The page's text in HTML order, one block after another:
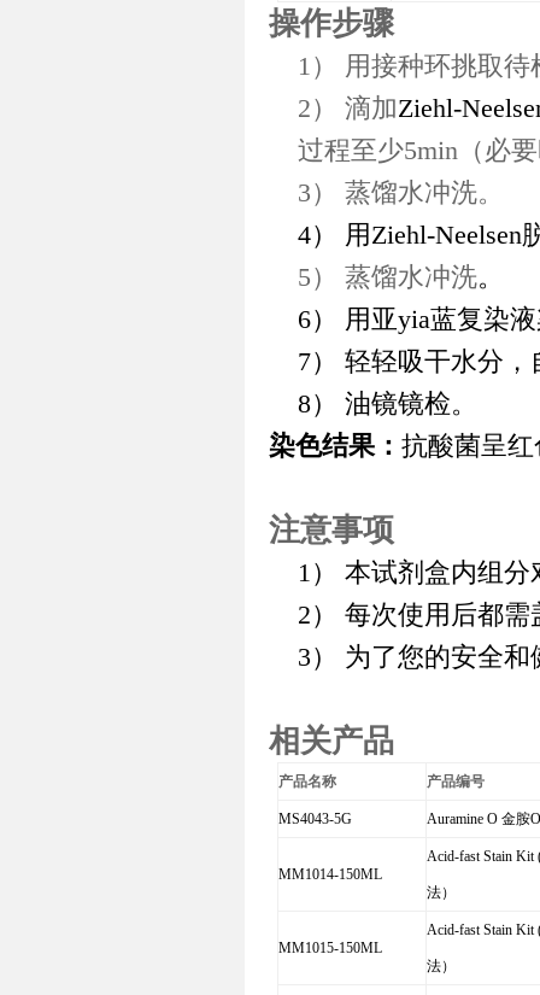
操作步骤
1） 用接种环挑取
2） 滴加Ziehl-
过程至少5min（必
3） 蒸馏水冲洗。
4） 用 Ziehl-Neelsen
5） 蒸馏水冲洗。
6） 用亚yia蓝复染
7） 轻轻吸干水分，
8） 油镜镜检。
染色结果： 抗酸菌呈
注意事项
1） 本试剂盒内组分
2） 每次使用后都需
3） 为了您的安全
相关产品
产品名称 产品编号
MS4043-5G Auramine O 金胺
MM1014-150ML
Acid-fast Stain Kit
法）
MM1015-150ML
Acid-fast Stain
法）